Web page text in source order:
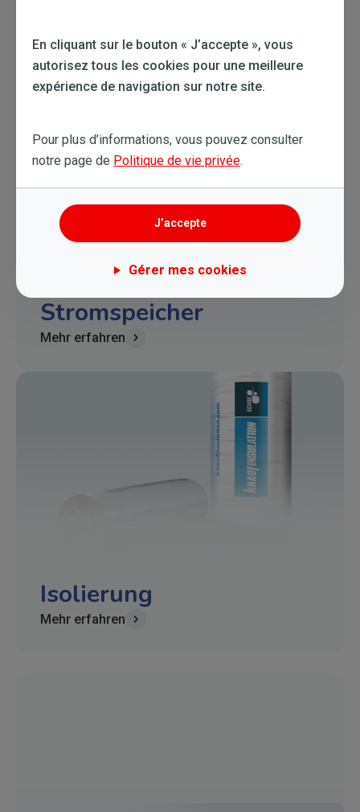
Mehr erfahren
Stromspeicher
Mehr erfahren
Isolierung
Mehr erfahren
En cliquant sur le bouton « J’accepte », vous
autorisez tous les cookies pour une meilleure
expérience de navigation sur notre site.
Pour plus d’informations, vous pouvez consulter
notre page de Politique de vie privée.
J’accepte
Gérer mes cookies